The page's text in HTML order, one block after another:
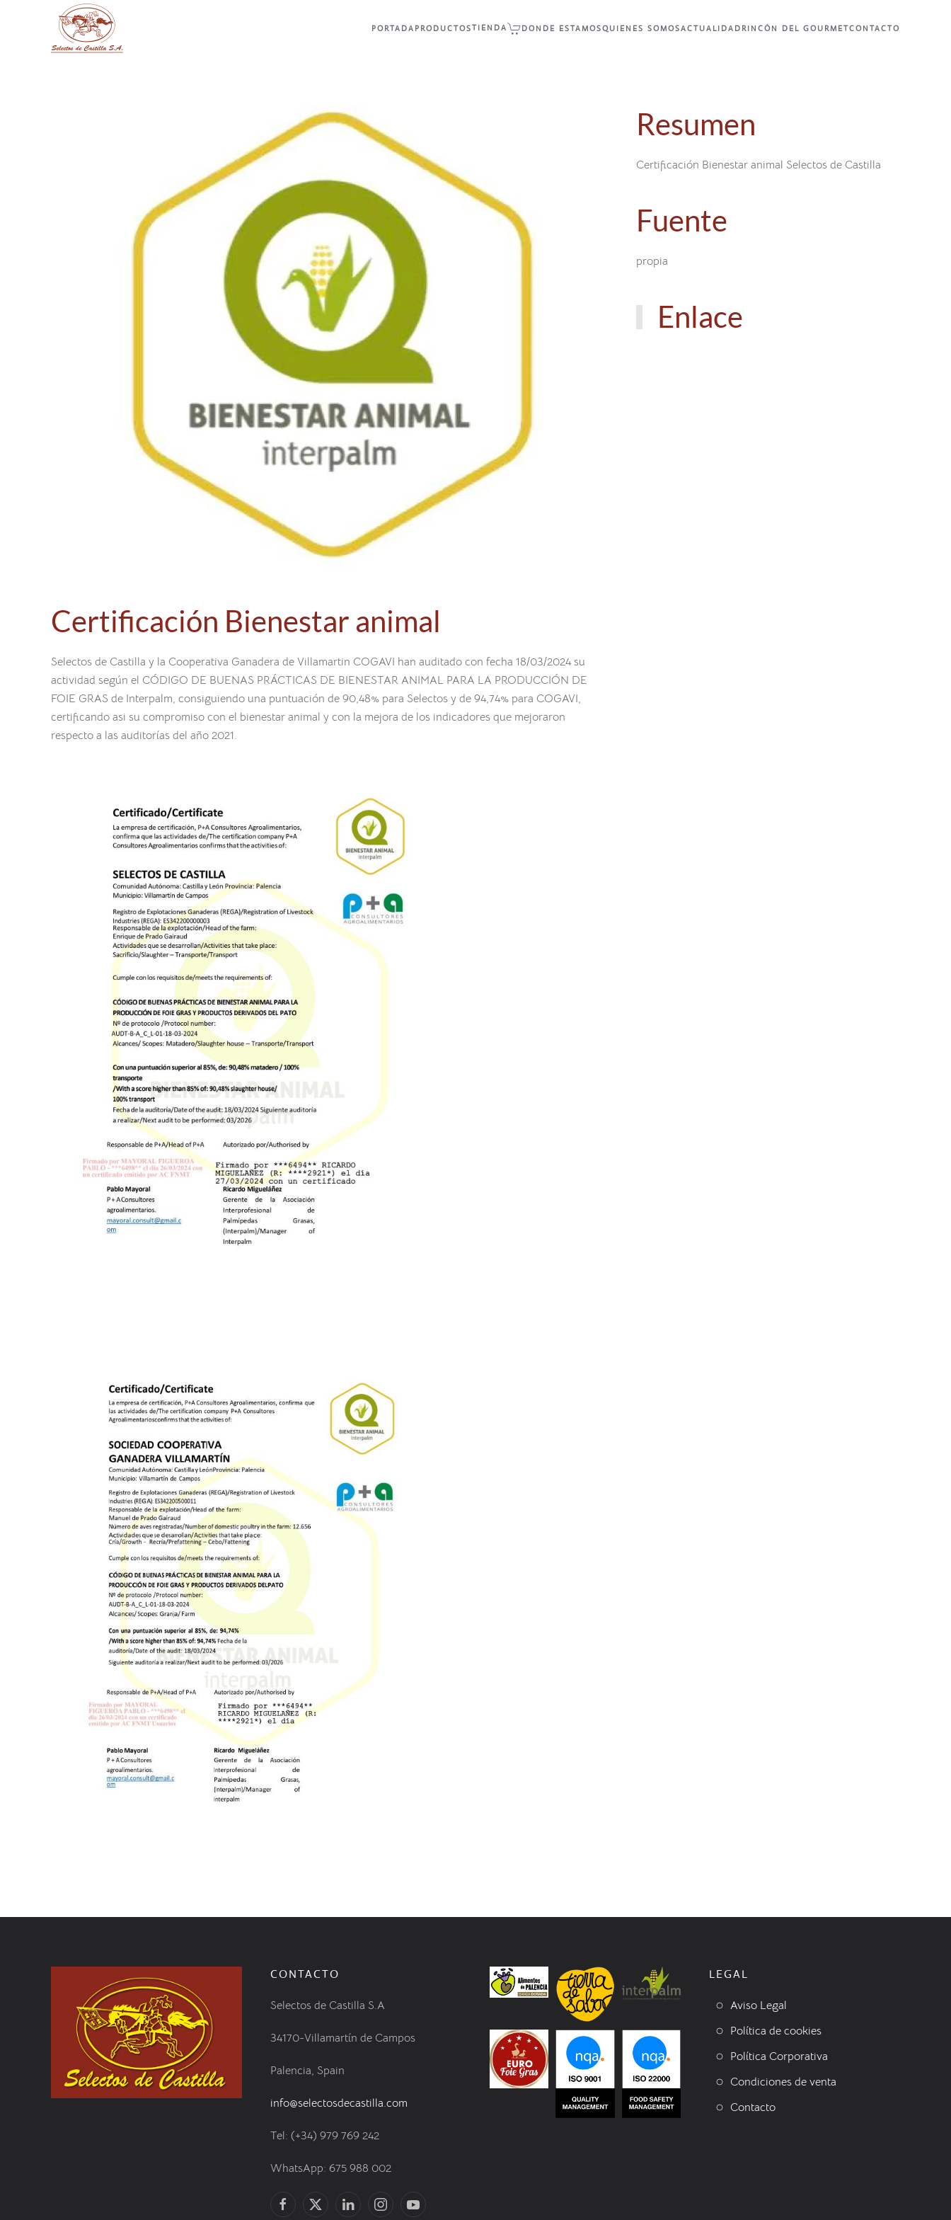
Skip to main content PORTADA PRODUCTOSTIENDA DONDE ESTAMOSQUIENES SOMOSACTUALIDAD RINCÓN DEL GOURMETCONTACTO
Certificación Bienestar animal
Selectos de Castilla y la Cooperativa Ganadera de Villamartin COGAVI han auditado con fecha 18/03/2024 su
actividad según el CÓDIGO DE BUENAS PRÁCTICAS DE BIENESTAR ANIMAL PARA LA PRODUCCIÓN DE
FOIE GRAS de Interpalm, consiguiendo una puntuación de 90,48% para Selectos y de 94,74% para COGAVI,
certificando asi su compromiso con el bienestar animal y con la mejora de los indicadores que mejoraron
respecto a las auditorías del año 2021.
Resumen
Certificación Bienestar animal Selectos de Castilla
Fuente
propia
Enlace
CONTACTO
Selectos de Castilla S.A
34170-Villamartín de Campos
Palencia, Spain
info@selectosdecastilla.com
Tel: (+34) 979 769 242
WhatsApp: 675 988 002
LEGAL
Aviso Legal
Política de cookies
Política Corporativa
Condiciones de venta
Contacto